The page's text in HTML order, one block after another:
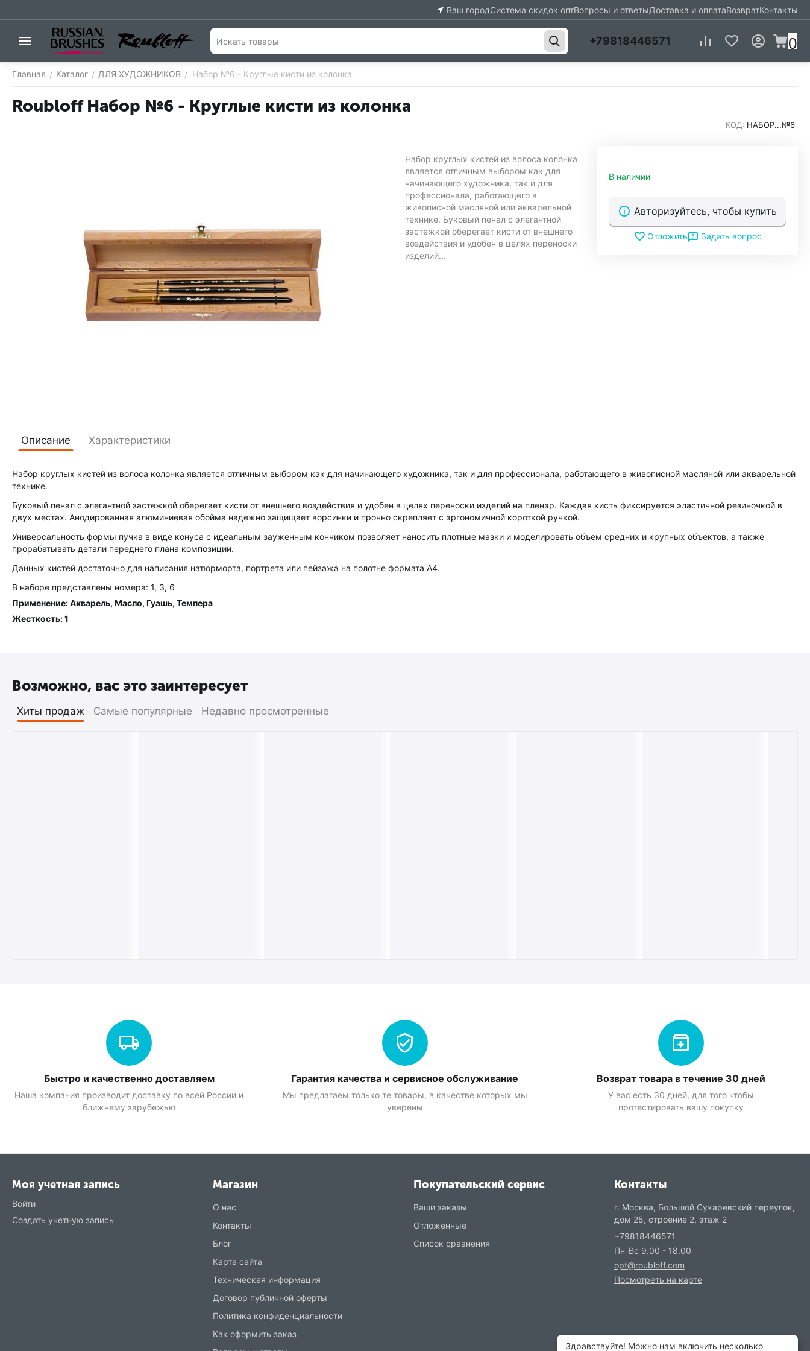
Ваш городСистема скидок оптВопросы и ответыДоставка и оплатаВозвратКонтакты
+79818446571 0
Главная / Каталог / ДЛЯ ХУДОЖНИКОВ / Набор №6 - Круглые кисти из колонка
Roubloff Набор №6 - Круглые кисти из колонка
КОД: НАБОР...№6
Набор круглых кистей из волоса колонка
является отличным выбором как для
начинающего художника, так и для
профессионала, работающего в
живописной масляной или акварельной
технике. Буковый пенал с элегантной
застежкой оберегает кисти от внешнего
воздействия и удобен в целях переноски
изделий...
В наличии
Авторизуйтесь, чтобы купить
Отложить Задать вопрос
Описание Характеристики
Набор круглых кистей из волоса колонка является отличным выбором как для начинающего художника, так и для профессионала, работающего в живописной масляной или акварельной
технике.
Буковый пенал с элегантной застежкой оберегает кисти от внешнего воздействия и удобен в целях переноски изделий на пленэр. Каждая кисть фиксируется эластичной резиночкой в
двух местах. Анодированная алюминиевая обойма надежно защищает ворсинки и прочно скрепляет с эргономичной короткой ручкой.
Универсальность формы пучка в виде конуса с идеальным зауженным кончиком позволяет наносить плотные мазки и моделировать объем средних и крупных объектов, а также
прорабатывать детали переднего плана композиции.
Данных кистей достаточно для написания натюрморта, портрета или пейзажа на полотне формата А4.
В наборе представлены номера: 1, 3, 6
Применение: Акварель, Масло, Гуашь, Темпера
Жесткость: 1
Возможно, вас это заинтересует
Хиты продаж Самые популярные Недавно просмотренные
Быстро и качественно доставляем
Наша компания производит доставку по всей России и
ближнему зарубежью
Гарантия качества и сервисное обслуживание
Мы предлагаем только те товары, в качестве которых мы
уверены
Возврат товара в течение 30 дней
У вас есть 30 дней, для того чтобы
протестировать вашу покупку
Моя учетная запись
Войти
Создать учетную запись
Магазин
О нас
Контакты
Блог
Карта сайта
Техническая информация
Договор публичной оферты
Политика конфиденциальности
Как оформить заказ
Покупательский сервис
Ваши заказы
Отложенные
Список сравнения
Контакты
г. Москва, Большой Сухаревский переулок,
дом 25, строение 2, этаж 2
+79818446571
Пн-Вс 9.00 - 18.00
opt@roubloff.com
Посмотреть на карте
Здравствуйте! Можно нам включить несколько